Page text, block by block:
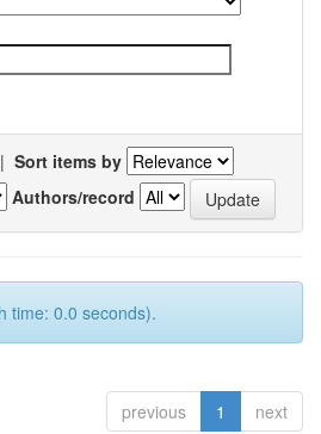
| Sort items by
Authors/record
time: 0.0 seconds).
previous 1 next